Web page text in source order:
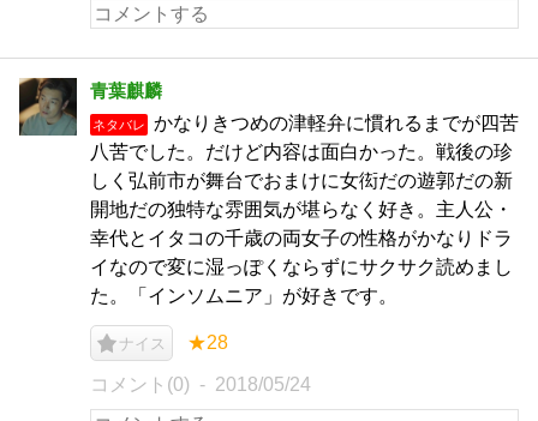
青葉麒麟
ネタバレ
かなりきつめの津軽弁に慣れるまでが四苦
八苦でした。だけど内容は面白かった。戦後の珍
しく弘前市が舞台でおまけに女衒だの遊郭だの新
開地だの独特な雰囲気が堪らなく好き。主人公・
幸代とイタコの千歳の両女子の性格がかなりドラ
イなので変に湿っぽくならずにサクサク読めまし
た。「インソムニア」が好きです。
ナイス ★28
コメント(0) 2018/05/24